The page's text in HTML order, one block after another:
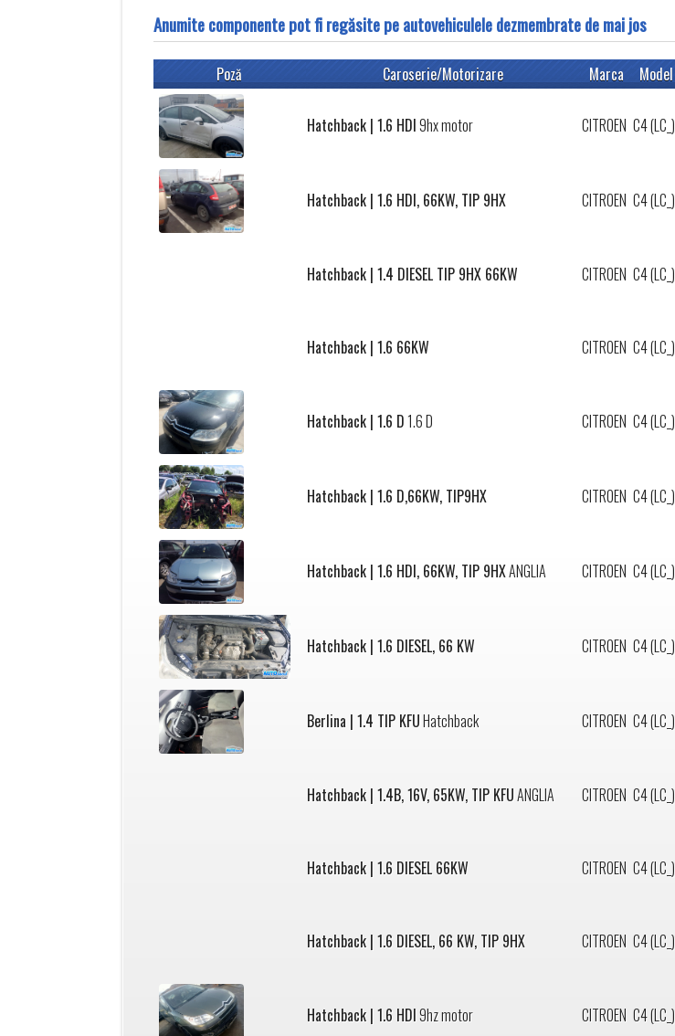
Anumite componente pot fi regăsite pe autovehiculele dezmembrate de mai jos
Poză Caroserie/Motorizare Marca Model
Hatchback | 1.6 HDI9hx motor CITROEN C4 (LC_)
Hatchback | 1.6 HDI, 66KW, TIP 9HX CITROEN C4 (LC_)
Hatchback | 1.4 DIESEL TIP 9HX 66KW CITROEN C4 (LC_)
Hatchback | 1.6 66KW CITROEN C4 (LC_)
Hatchback | 1.6 D 1.6 D CITROEN C4 (LC_)
Hatchback | 1.6 D,66KW, TIP9HX CITROEN C4 (LC_)
Hatchback | 1.6 HDI, 66KW, TIP 9HXANGLIA CITROEN C4 (LC_)
Hatchback | 1.6 DIESEL, 66 KW CITROEN C4 (LC_)
Berlina | 1.4 TIP KFUHatchback CITROEN C4 (LC_)
Hatchback | 1.4B, 16V, 65KW, TIP KFUANGLIA CITROEN C4 (LC_)
Hatchback | 1.6 DIESEL 66KW CITROEN C4 (LC_)
Hatchback | 1.6 DIESEL, 66 KW, TIP 9HX CITROEN C4 (LC_)
Hatchback | 1.6 HDI9hz motor CITROEN C4 (LC_)